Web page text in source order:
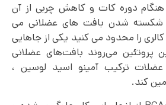
دوره کات و کاهش چربی از آن
شکسته شدن بافت های عضلانی می
را محدود می کنید یکی از جاهایی
پروتئین می‌روند بافت‌های عضلانی
ترکیب آمینو اسید لوسین ،
کند.